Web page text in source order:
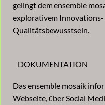
gelingt dem ensemble
explorativem
Qualitätsbewusstsein.
DOKUMENTATION
Das ensemble mosaik
Webseite, über Social